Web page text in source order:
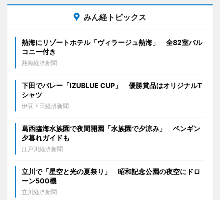
みん経トピックス
熱海にリゾートホテル「ヴィラージュ熱海」 全82室バル
コニー付き
熱海経済新聞
下田でバレー「IZUBLUE CUP」 優勝賞品はオリジナルT
シャツ
伊豆下田経済新聞
葛西臨海水族園で夜間開園「水族園で夕涼み」 ペンギン
夕暮れガイドも
江戸川経済新聞
立川で「星空と光の夏祭り」 昭和記念公園の夜空にドロ
ーン500機
立川経済新聞